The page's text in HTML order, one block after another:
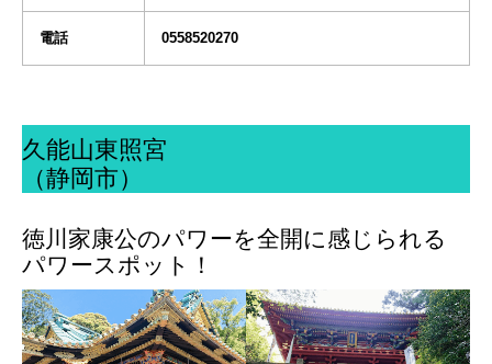
電話 0558520270
久能山東照宮
（静岡市）
徳川家康公のパワーを全開に感じられる
パワースポット！